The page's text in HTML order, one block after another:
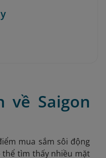
về Saigon
mua sắm sôi động
thể tìm thấy nhiều mặt